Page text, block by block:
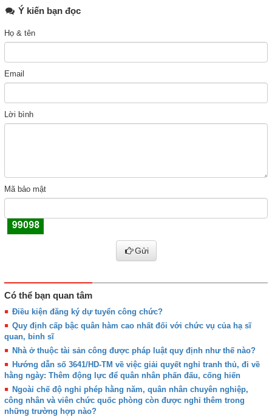
Ý kiến bạn đọc
Họ & tên
Email
Lời bình
Mã bảo mật
Gửi
Có thể bạn quan tâm
Điều kiện đăng ký dự tuyển công chức?
Quy định cấp bậc quân hàm cao nhất đối với chức vụ của hạ sĩ
quan, binh sĩ
Nhà ở thuộc tài sản công được pháp luật quy định như thế nào?
Hướng dẫn số 3641/HD-TM về việc giải quyết nghỉ tranh thủ, đi về
hằng ngày: Thêm động lực để quân nhân phấn đấu, cống hiến
Ngoài chế độ nghỉ phép hằng năm, quân nhân chuyên nghiệp,
công nhân và viên chức quốc phòng còn được nghỉ thêm trong
những trường hợp nào?